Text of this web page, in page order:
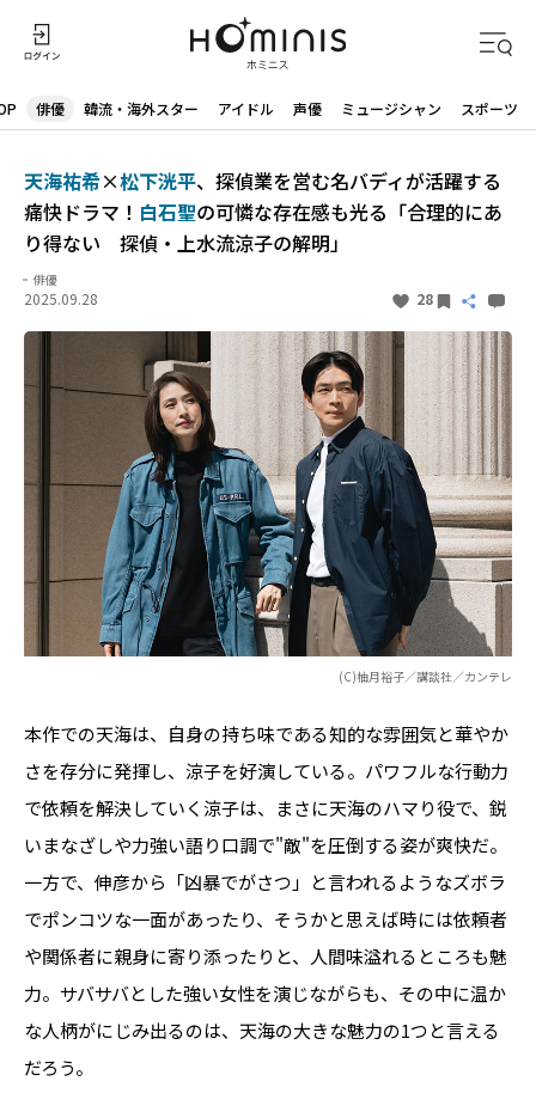
俳優 韓流・海外スター アイドル 声優 ミュージシャン スポーツ
天海祐希×松下洸平、探偵業を営む名バディが活躍する
痛快ドラマ！ 白石聖の可憐な存在感も光る「合理的にあ
り得ない 探偵・上水流涼子の解明」
俳優
2025.09.28 28
(C)柚月裕子／講談社／カンテレ
本作での天海は、自身の持ち味である知的な雰囲気と華やか
さを存分に発揮し、涼子を好演している。パワフルな行動力
で依頼を解決していく涼子は、まさに天海のハマり役で、鋭
いまなざしや力強い語り口調で"敵"を圧倒する姿が爽快だ。
一方で、伸彦から「凶暴でがさつ」と言われるようなズボラ
でポンコツな一面があったり、そうかと思えば時には依頼者
や関係者に親身に寄り添ったりと、人間味溢れるところも魅
力。サバサバとした強い女性を演じながらも、その中に温か
な人柄がにじみ出るのは、天海の大きな魅力の1つと言える
だろう。